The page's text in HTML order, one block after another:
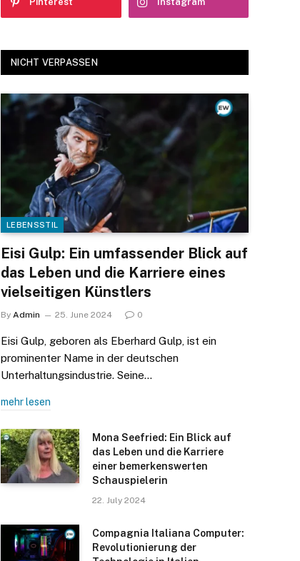
NICHT VERPASSEN
LEBENSSTIL
Eisi Gulp: Ein umfassender Blick auf
das Leben und die Karriere eines
vielseitigen Künstlers
By Admin 25. June 2024 0
Eisi Gulp, geboren als Eberhard Gulp, ist ein
prominenter Name in der deutschen
Unterhaltungsindustrie. Seine…
mehr lesen
Mona Seefried: Ein Blick auf
das Leben und die Karriere
einer bemerkenswerten
Schauspielerin
22. July 2024
Compagnia Italiana Computer:
Revolutionierung der